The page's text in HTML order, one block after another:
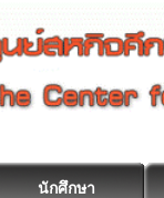
นักศึกษา